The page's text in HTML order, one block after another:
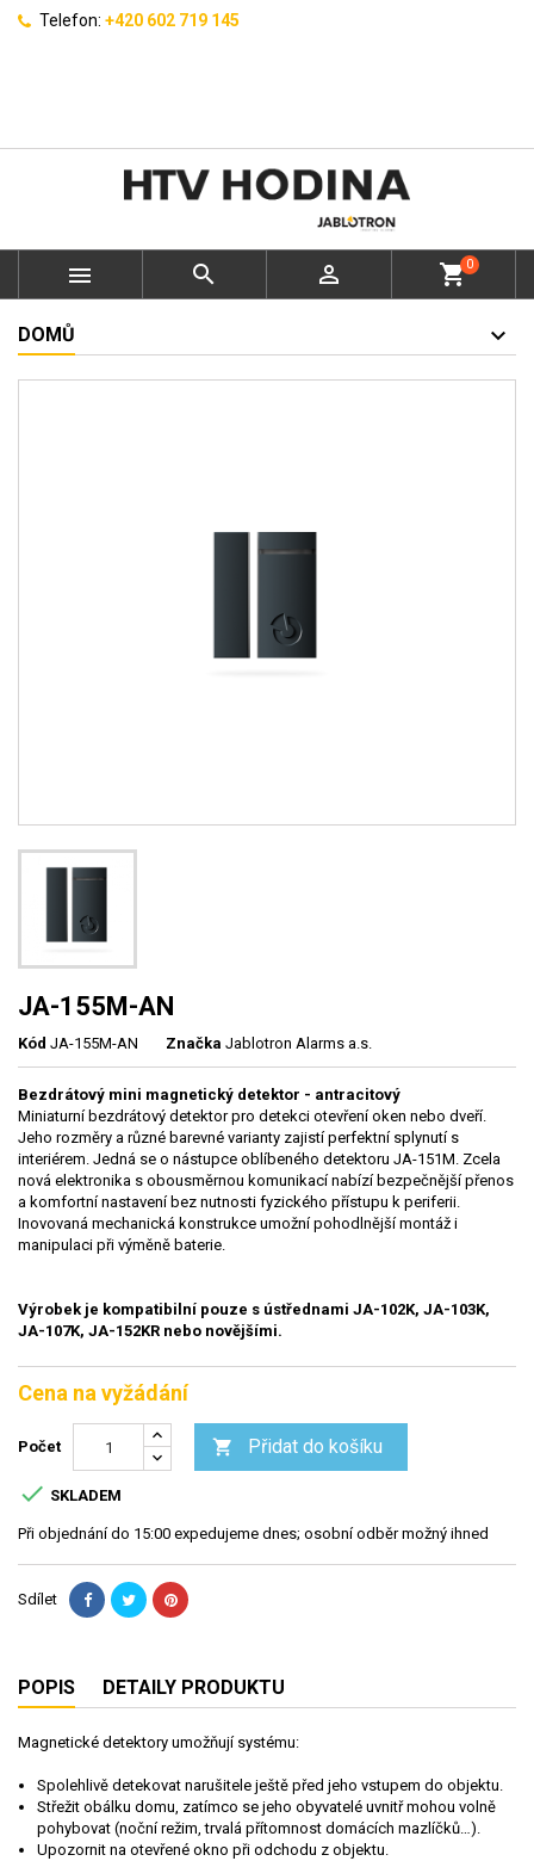
Telefon: +420 602 719 145
   shopping_cart0
DOMŮ
JA-155M-AN
Kód JA-155M-AN Značka Jablotron Alarms a.s.
Bezdrátový mini magnetický detektor - antracitový
Miniaturní bezdrátový detektor pro detekci otevření oken nebo dveří.
Jeho rozměry a různé barevné varianty zajistí perfektní splynutí s
interiérem. Jedná se o nástupce oblíbeného detektoru JA-151M. Zcela
nová elektronika s obousměrnou komunikací nabízí bezpečnější přenos
a komfortní nastavení bez nutnosti fyzického přístupu k periferii.
Inovovaná mechanická konstrukce umožní pohodlnější montáž i
manipulaci při výměně baterie.
Výrobek je kompatibilní pouze s ústřednami JA-102K, JA-103K,
JA-107K, JA-152KR nebo novějšími.
Cena na vyžádání
Počet  Přidat do košíku
 SKLADEM
Při objednání do 15:00 expedujeme dnes; osobní odběr možný ihned
Sdílet
POPIS DETAILY PRODUKTU
Magnetické detektory umožňují systému:
Spolehlivě detekovat narušitele ještě před jeho vstupem do objektu.
Střežit obálku domu, zatímco se jeho obyvatelé uvnitř mohou volně
pohybovat (noční režim, trvalá přítomnost domácích mazlíčků…).
Upozornit na otevřené okno při odchodu z objektu.